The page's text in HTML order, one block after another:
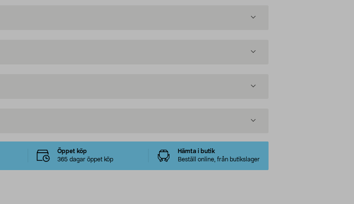
Öppet köp
365 dagar öppet köp
Hämta i butik
Beställ online, från butikslager